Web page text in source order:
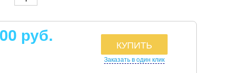
руб. КУПИТЬ
Заказать в один клик